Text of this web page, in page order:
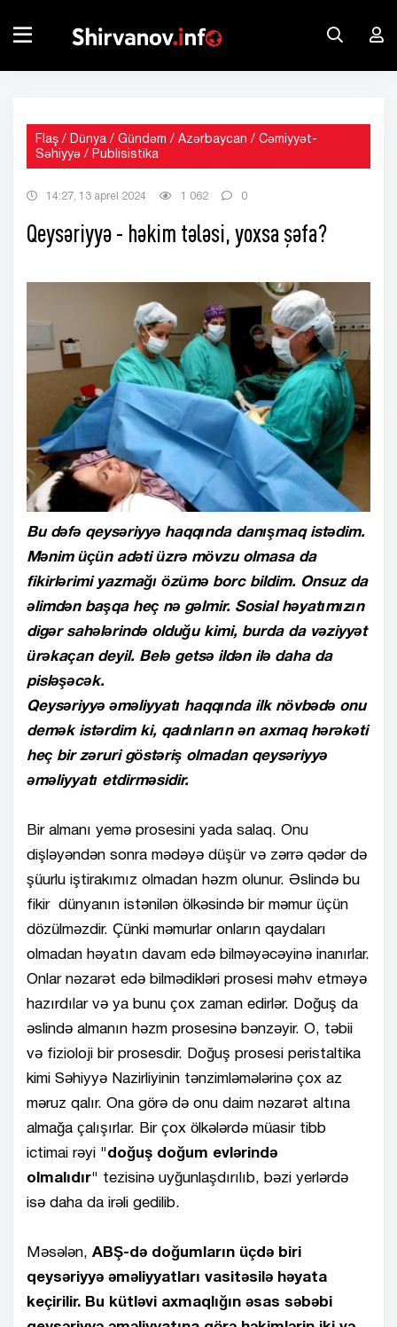
Flaş / Dünya / Gündəm / Azərbaycan / Cəmiyyət-
Səhiyyə / Publisistika
14:27, 13 aprel 2024 1 062 0
Qeysəriyyə - həkim tələsi, yoxsa şəfa?
Bu dəfə qeysəriyyə haqqında danışmaq istədim.
Mənim üçün adəti üzrə mövzu olmasa da
fikirlərimi yazmağı özümə borc bildim. Onsuz da
əlimdən başqa heç nə gəlmir. Sosial həyatımızın
digər sahələrində olduğu kimi, burda da vəziyyət
ürəkaçan deyil. Belə getsə ildən ilə daha da
pisləşəcək.
Qeysəriyyə əməliyyatı haqqında ilk növbədə onu
demək istərdim ki, qadınların ən axmaq hərəkəti
heç bir zəruri göstəriş olmadan qeysəriyyə
əməliyyatı etdirməsidir.
Bir almanı yemə prosesini yada salaq. Onu
dişləyəndən sonra mədəyə düşür və zərrə qədər də
şüurlu iştirakımız olmadan həzm olunur. Əslində bu
fikir dünyanın istənilən ölkəsində bir məmur üçün
dözülməzdir. Çünki məmurlar onların qaydaları
olmadan həyatın davam edə bilməyəcəyinə inanırlar.
Onlar nəzarət edə bilmədikləri prosesi məhv etməyə
hazırdılar və ya bunu çox zaman edirlər. Doğuş da
əslində almanın həzm prosesinə bənzəyir. O, təbii
və fizioloji bir prosesdir. Doğuş prosesi peristaltika
kimi Səhiyyə Nazirliyinin tənzimləmələrinə çox az
məruz qalır. Ona görə də onu daim nəzarət altına
almağa çalışırlar. Bir çox ölkələrdə müasir tibb
ictimai rəyi "doğuş doğum evlərində
olmalıdır" tezisinə uyğunlaşdırılıb, bəzi yerlərdə
isə daha da irəli gedilib.
Məsələn, ABŞ-də doğumların üçdə biri
qeysəriyyə əməliyyatları vasitəsilə həyata
keçirilir. Bu kütləvi axmaqlığın əsas səbəbi